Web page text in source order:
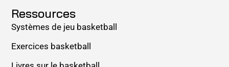
Ressources
Systèmes de jeu basketball
Exercices basketball